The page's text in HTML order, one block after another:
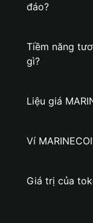
đáo?
Tiềm năng
gì?
Liệu giá
Ví
Giá trị của